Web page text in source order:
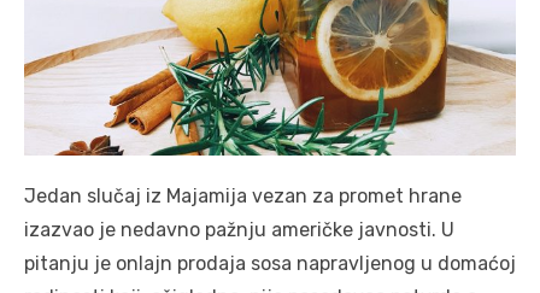
Jedan slučaj iz Majamija vezan za promet hrane
izazvao je nedavno pažnju američke javnosti. U
pitanju je onlajn prodaja sosa napravljenog u domaćoj